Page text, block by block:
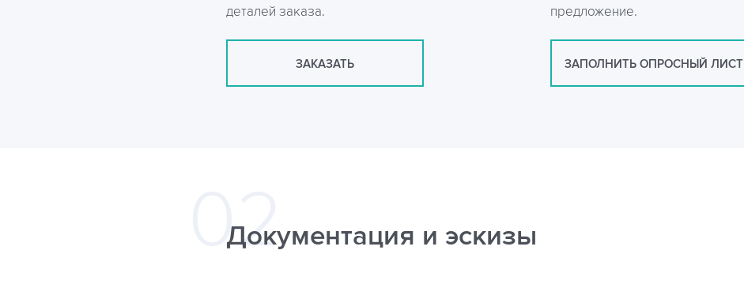
деталей заказа.
ЗАКАЗАТЬ
предложение.
ЗАПОЛНИТЬ ОПРОСНЫЙ ЛИСТ
Документация и эскизы